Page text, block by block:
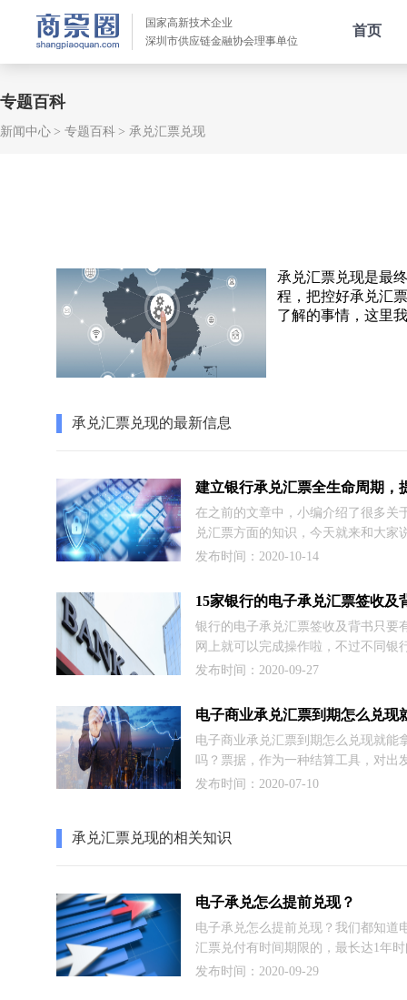
国家高新技术企业
深圳市供应链金融协会理事单位
首页
专题百科
新闻中心 专题百科 承兑汇票兑现
承兑汇票兑现是最
程，把控好承兑汇
了解的事情，这里
承兑汇票兑现的最新信息
在之前的文章中，小编介绍了很多关
兑汇票方面的知识，今天就来和大家
立全生命周期，提升风险防范水平，
获，闲话不多讲，下面直接进入正题!
发布时间：2020-10-14
银行的电子承兑汇票签收及背书只要
网上就可以完成操作啦，不过不同银
的操作流程是不太一样的，为了方便
15家银行的电子承兑汇票签收及背书
紧看下有没有你需要的吧。
发布时间：2020-09-27
电子商业承兑汇票到期怎么兑现就能
吗？票据，作为一种结算工具，对出
说，有延长账期的效果；对收票方来
发布时间：2020-07-10
承兑汇票兑现的相关知识
电子承兑怎么提前兑现？
电子承兑怎么提前兑现？我们都知道
汇票兑付有时间期限的，最长达1年
为了提高企业资金流能力，大部分企
发布时间：2020-09-29